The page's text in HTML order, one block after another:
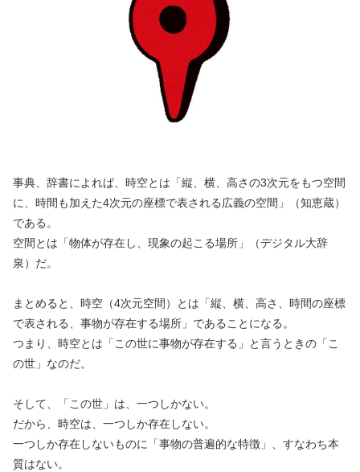
事典、辞書によれば、時空とは「縦、横、高さの3次元をもつ空間
に、時間も加えた4次元の座標で表される広義の空間」（知恵蔵）
である。
空間とは「物体が存在し、現象の起こる場所」（デジタル大辞
泉）だ。
まとめると、時空（4次元空間）とは「縦、横、高さ、時間の座標
で表される、事物が存在する場所」であることになる。
つまり、時空とは「この世に事物が存在する」と言うときの「こ
の世」なのだ。
そして、「この世」は、一つしかない。
だから、時空は、一つしか存在しない。
一つしか存在しないものに「事物の普遍的な特徴」、すなわち本
質はない。